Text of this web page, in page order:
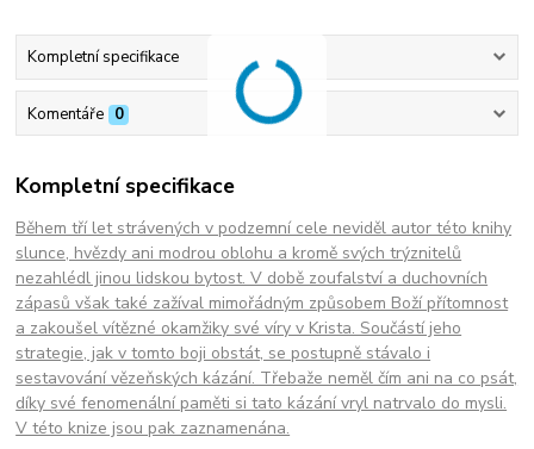
Kompletní specifikace
Komentáře 0
Kompletní specifikace
Během tří let strávených v podzemní cele neviděl autor této knihy
slunce, hvězdy ani modrou oblohu a kromě svých trýznitelů
nezahlédl jinou lidskou bytost. V době zoufalství a duchovních
zápasů však také zažíval mimořádným způsobem Boží přítomnost
a zakoušel vítězné okamžiky své víry v Krista. Součástí jeho
strategie, jak v tomto boji obstát, se postupně stávalo i
sestavování vězeňských kázání. Třebaže neměl čím ani na co psát,
díky své fenomenální paměti si tato kázání vryl natrvalo do mysli.
V této knize jsou pak zaznamenána.